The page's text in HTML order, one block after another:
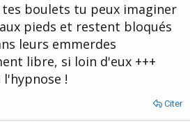
e
boulets tu peux imaginer
pieds et restent bloqués
leurs emmerdes
libre, si loin d'eux +++
!
Citer